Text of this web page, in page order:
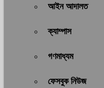
আইন আদালত
ক্যাম্পাস
গণমাধ্যম
ফেসবুক নিউজ